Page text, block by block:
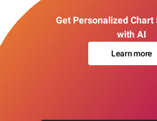
Get Personalized Chart
with AI
Learn more